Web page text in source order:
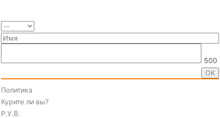
500
Политика
Курите ли вы?
Р.У.В.